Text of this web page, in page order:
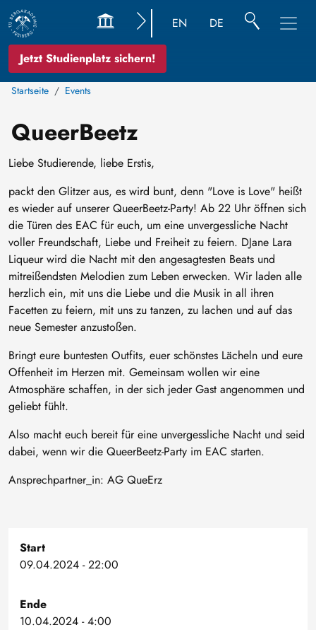
Jetzt Studienplatz sichern!
EN DE
Startseite Events
QueerBeetz
Liebe Studierende, liebe Erstis,
packt den Glitzer aus, es wird bunt, denn "Love is Love" heißt
es wieder auf unserer QueerBeetz-Party! Ab 22 Uhr öffnen sich
die Türen des EAC für euch, um eine unvergessliche Nacht
voller Freundschaft, Liebe und Freiheit zu feiern. DJane Lara
Liqueur wird die Nacht mit den angesagtesten Beats und
mitreißendsten Melodien zum Leben erwecken. Wir laden alle
herzlich ein, mit uns die Liebe und die Musik in all ihren
Facetten zu feiern, mit uns zu tanzen, zu lachen und auf das
neue Semester anzustoßen.
Bringt eure buntesten Outfits, euer schönstes Lächeln und eure
Offenheit im Herzen mit. Gemeinsam wollen wir eine
Atmosphäre schaffen, in der sich jeder Gast angenommen und
geliebt fühlt.
Also macht euch bereit für eine unvergessliche Nacht und seid
dabei, wenn wir die QueerBeetz-Party im EAC starten.
Ansprechpartner_in: AG QueErz
Start
09.04.2024 - 22:00
Ende
10.04.2024 - 4:00